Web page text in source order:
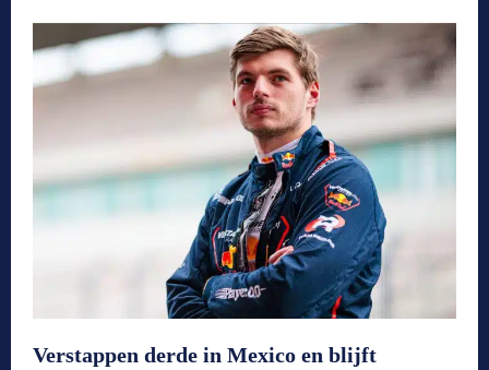
Verstappen derde in Mexico en blijft